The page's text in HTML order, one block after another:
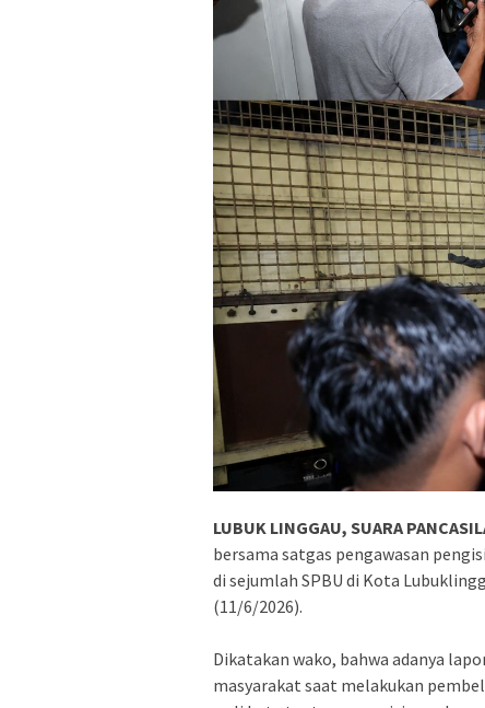
LUBUK LINGGAU, SUARA
bersama satgas pengawasan
di sejumlah SPBU di Kota
(11/6/2026).
‎Dikatakan wako, bahwa adanya
masyarakat saat melakukan